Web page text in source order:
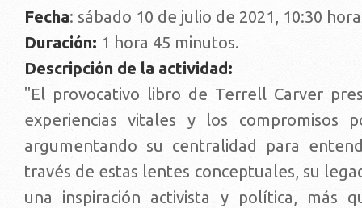
Fecha: sábado 10 de julio de 2021, 10:30
Duración: 1 hora 45 minutos.
Descripción de la actividad:
"El provocativo libro de Terrell Carver
experiencias vitales y los compromisos
argumentando su centralidad para
través de estas lentes conceptuales, su
una inspiración activista y política, más